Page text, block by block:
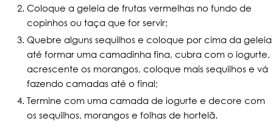
Coloque a geleia de frutas vermelhas no fundo de
copinhos ou taça que for servir;
Quebre alguns sequilhos e coloque por cima da geleia
até formar uma camadinha fina, cubra com o iogurte,
acrescente os morangos, coloque mais sequilhos e vá
fazendo camadas até o final;
Termine com uma camada de iogurte e decore com
os sequilhos, morangos e folhas de hortelã.